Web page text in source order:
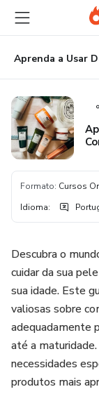
para
conteúdo
principal
para
pagamento
para
rodapé
Formato: Cursos
Idioma:
Descubra o
cuidar da sua
sua idade. Este
valiosas sobre
adequadamente
até a
necessidades
produtos mais